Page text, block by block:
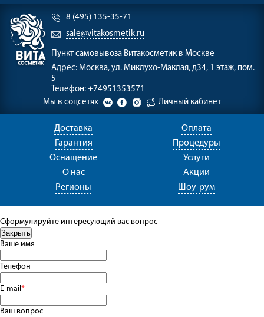
8 (495) 135-35-71
sale@vitakosmetik.ru
Пункт самовывоза Витакосметик в Москве
Адрес: Москва, ул. Миклухо-Маклая, д34, 1 этаж, пом.
5
Телефон: +74951353571
Мы в соцсетях
Личный кабинет
Доставка
Оплата
Гарантия
Процедуры
Оснащение
Услуги
О нас
Акции
Регионы
Шоу-рум
Сформулируйте интересующий вас вопрос
Ваше имя
Телефон
E-mail*
Ваш вопрос